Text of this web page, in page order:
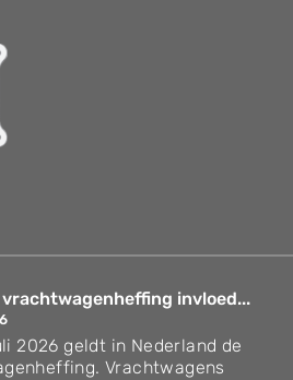
invloed...
2026 geldt in Nederland de
Vrachtwagens